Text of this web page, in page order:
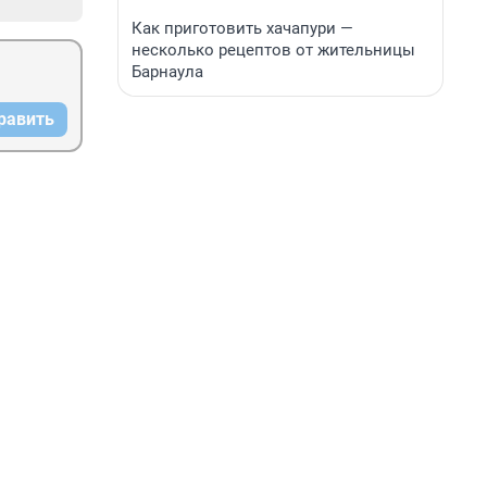
Как приготовить хачапури —
несколько рецептов от жительницы
Барнаула